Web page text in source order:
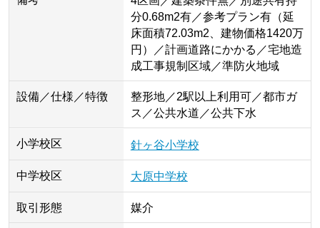
分0.68m2有／参考プラン有（延
床面積72.03m2、建物価格1420万
円）／計画道路にかかる／宅地造
成工事規制区域／準防火地域
設備／仕様／特徴
整形地／2駅以上利用可／都市ガ
ス／公共水道／公共下水
小学校区 針ヶ谷小学校
中学校区 大原中学校
取引形態 媒介